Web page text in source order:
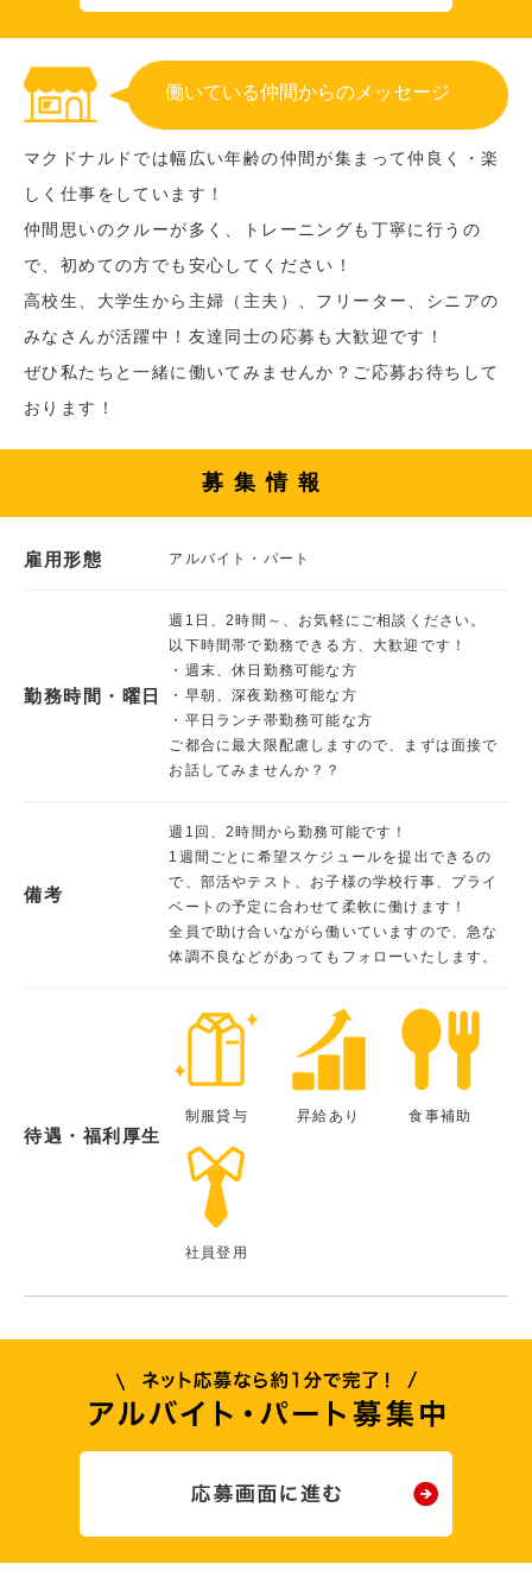
働いている仲間からのメッセージ
マクドナルドでは幅広い年齢の仲間が集まって仲良く・楽
しく仕事をしています！
仲間思いのクルーが多く、トレーニングも丁寧に行うの
で、初めての方でも安心してください！
高校生、大学生から主婦（主夫）、フリーター、シニアの
みなさんが活躍中！友達同士の応募も大歓迎です！
ぜひ私たちと一緒に働いてみませんか？ご応募お待ちして
おります！
募集情報
雇用形態 アルバイト・パート
勤務時間・曜日
週1日、2時間～、お気軽にご相談ください。
以下時間帯で勤務できる方、大歓迎です！
・週末、休日勤務可能な方
・早朝、深夜勤務可能な方
・平日ランチ帯勤務可能な方
ご都合に最大限配慮しますので、まずは面接で
お話してみませんか？？
備考
週1回、2時間から勤務可能です！
1週間ごとに希望スケジュールを提出できるの
で、部活やテスト、お子様の学校行事、プライ
ベートの予定に合わせて柔軟に働けます！
全員で助け合いながら働いていますので、急な
体調不良などがあってもフォローいたします。
待遇・福利厚生
制服貸与 昇給あり 食事補助
社員登用